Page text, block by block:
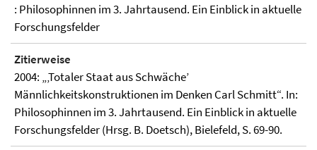
: Philosophinnen im 3. Jahrtausend. Ein Einblick in aktuelle
Forschungsfelder
Zitierweise
2004: „‚Totaler Staat aus Schwäche’
Männlichkeitskonstruktionen im Denken Carl Schmitt“. In:
Philosophinnen im 3. Jahrtausend. Ein Einblick in aktuelle
Forschungsfelder (Hrsg. B. Doetsch), Bielefeld, S. 69-90.